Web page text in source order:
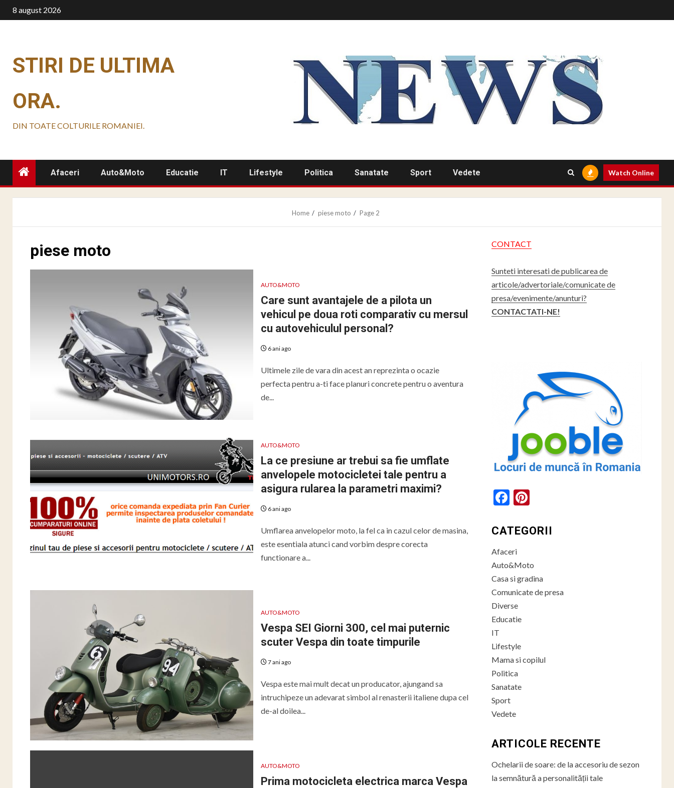
Skip
to
8 august 2026
STIRI DE ULTIMA
ORA.
DIN TOATE COLTURILE ROMANIEI.
Afaceri Auto&Moto Educatie IT Lifestyle Politica Sanatate Sport Vedete Watch Online
Home piese moto Page 2
piese moto
AUTO&MOTO
Care sunt avantajele de a pilota un
vehicul pe doua roti comparativ cu mersul
cu autovehiculul personal?
6 ani ago
Ultimele zile de vara din acest an reprezinta o ocazie
perfecta pentru a-ti face planuri concrete pentru o aventura
de...
AUTO&MOTO
La ce presiune ar trebui sa fie umflate
anvelopele motocicletei tale pentru a
asigura rularea la parametri maximi?
6 ani ago
Umflarea anvelopelor moto, la fel ca in cazul celor de masina,
este esentiala atunci cand vorbim despre corecta
functionare a...
AUTO&MOTO
Vespa SEI Giorni 300, cel mai puternic
scuter Vespa din toate timpurile
7 ani ago
Vespa este mai mult decat un producator, ajungand sa
intruchipeze un adevarat simbol al renasterii italiene dupa cel
de-al doilea...
AUTO&MOTO
Prima motocicleta electrica marca Vespa
CONTACT
Sunteti interesati de publicarea de
articole/advertoriale/comunicate de
presa/evenimente/anunturi?
CONTACTATI-NE!
Facebook
Pinterest
CATEGORII
Afaceri
Auto&Moto
Casa si gradina
Comunicate de presa
Diverse
Educatie
IT
Lifestyle
Mama si copilul
Politica
Sanatate
Sport
Vedete
ARTICOLE RECENTE
Ochelarii de soare: de la accesoriu de sezon
la semnătură a personalității tale